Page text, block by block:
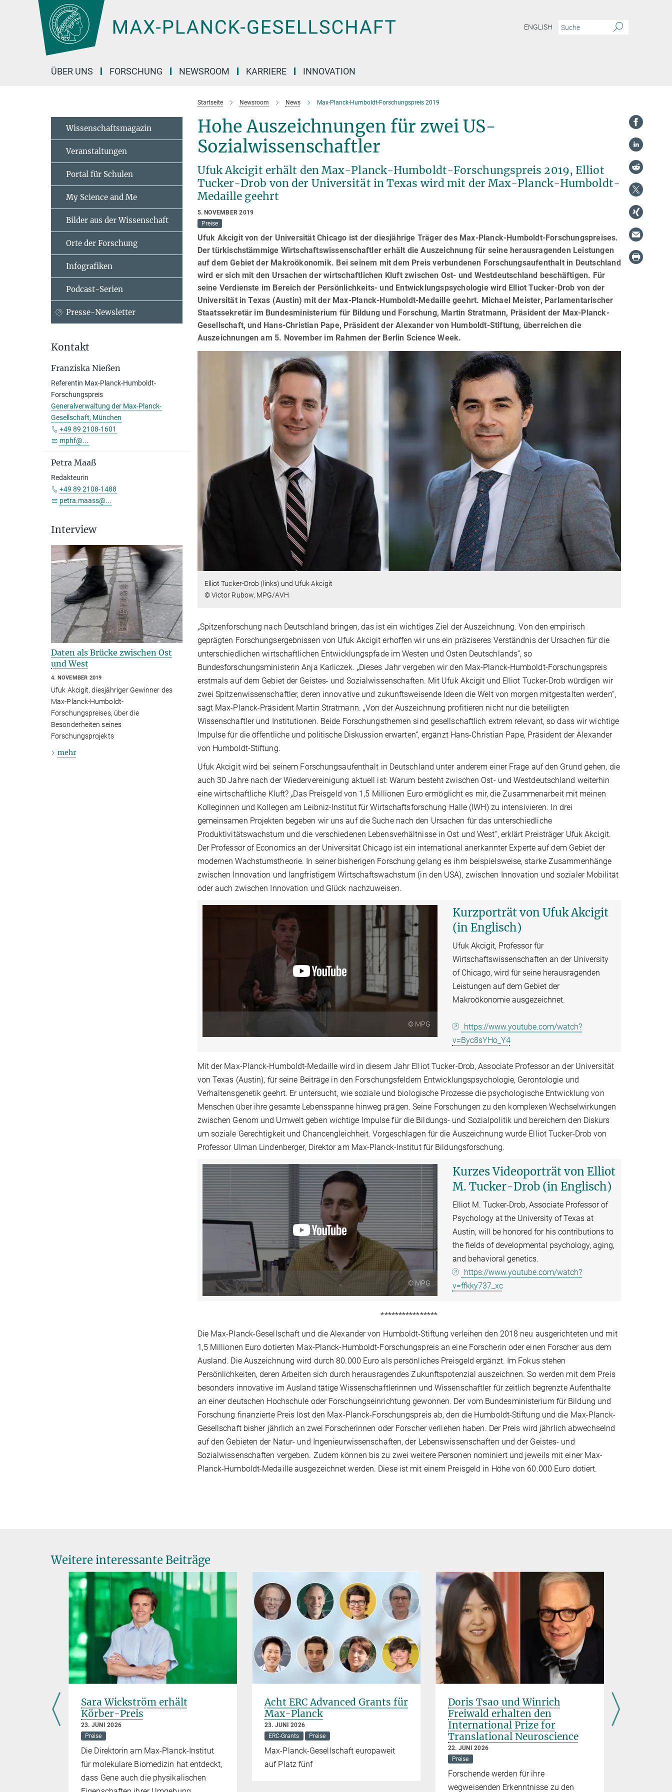
Hauptinhalt
ENGLISH
ÜBER UNS FORSCHUNG NEWSROOM KARRIERE INNOVATION
Startseite Newsroom News Max-Planck-Humboldt-Forschungspreis 2019
Hohe Auszeichnungen für zwei US-
Sozialwissenschaftler
Ufuk Akcigit erhält den Max-Planck-Humboldt-Forschungspreis 2019, Elliot
Tucker-Drob von der Universität in Texas wird mit der Max-Planck-Humboldt-
Medaille geehrt
5. NOVEMBER 2019
Preise
Ufuk Akcigit von der Universität Chicago ist der diesjährige Träger des Max-Planck-Humboldt-Forschungspreises.
Der türkischstämmige Wirtschaftswissenschaftler erhält die Auszeichnung für seine herausragenden Leistungen
auf dem Gebiet der Makroökonomik. Bei seinem mit dem Preis verbundenen Forschungsaufenthalt in Deutschland
wird er sich mit den Ursachen der wirtschaftlichen Kluft zwischen Ost- und Westdeutschland beschäftigen. Für
seine Verdienste im Bereich der Persönlichkeits- und Entwicklungspsychologie wird Elliot Tucker-Drob von der
Universität in Texas (Austin) mit der Max-Planck-Humboldt-Medaille geehrt. Michael Meister, Parlamentarischer
Staatssekretär im Bundesministerium für Bildung und Forschung, Martin Stratmann, Präsident der Max-Planck-
Gesellschaft, und Hans-Christian Pape, Präsident der Alexander von Humboldt-Stiftung, überreichen die
Auszeichnungen am 5. November im Rahmen der Berlin Science Week.
Elliot Tucker-Drob (links) und Ufuk Akcigit
© Victor Rubow, MPG/AVH
„Spitzenforschung nach Deutschland bringen, das ist ein wichtiges Ziel der Auszeichnung. Von den empirisch
geprägten Forschungsergebnissen von Ufuk Akcigit erhoffen wir uns ein präziseres Verständnis der Ursachen für die
unterschiedlichen wirtschaftlichen Entwicklungspfade im Westen und Osten Deutschlands“, so
Bundesforschungsministerin Anja Karliczek. „Dieses Jahr vergeben wir den Max-Planck-Humboldt-Forschungspreis
erstmals auf dem Gebiet der Geistes- und Sozialwissenschaften. Mit Ufuk Akcigit und Elliot Tucker-Drob würdigen wir
zwei Spitzenwissenschaftler, deren innovative und zukunftsweisende Ideen die Welt von morgen mitgestalten werden“,
sagt Max-Planck-Präsident Martin Stratmann. „Von der Auszeichnung profitieren nicht nur die beteiligten
Wissenschaftler und Institutionen. Beide Forschungsthemen sind gesellschaftlich extrem relevant, so dass wir wichtige
Impulse für die öffentliche und politische Diskussion erwarten“, ergänzt Hans-Christian Pape, Präsident der Alexander
von Humboldt-Stiftung.
Ufuk Akcigit wird bei seinem Forschungsaufenthalt in Deutschland unter anderem einer Frage auf den Grund gehen, die
auch 30 Jahre nach der Wiedervereinigung aktuell ist: Warum besteht zwischen Ost- und Westdeutschland weiterhin
eine wirtschaftliche Kluft? „Das Preisgeld von 1,5 Millionen Euro ermöglicht es mir, die Zusammenarbeit mit meinen
Kolleginnen und Kollegen am Leibniz-Institut für Wirtschaftsforschung Halle (IWH) zu intensivieren. In drei
gemeinsamen Projekten begeben wir uns auf die Suche nach den Ursachen für das unterschiedliche
Produktivitätswachstum und die verschiedenen Lebensverhältnisse in Ost und West“, erklärt Preisträger Ufuk Akcigit.
Der Professor of Economics an der Universität Chicago ist ein international anerkannter Experte auf dem Gebiet der
modernen Wachstumstheorie. In seiner bisherigen Forschung gelang es ihm beispielsweise, starke Zusammenhänge
zwischen Innovation und langfristigem Wirtschaftswachstum (in den USA), zwischen Innovation und sozialer Mobilität
oder auch zwischen Innovation und Glück nachzuweisen.
© MPG
Kurzporträt von Ufuk Akcigit
(in Englisch)
Ufuk Akcigit, Professor für
Wirtschaftswissenschaften an der University
of Chicago, wird für seine herausragenden
Leistungen auf dem Gebiet der
Makroökonomie ausgezeichnet.
https://www.youtube.com/watch?
v=Byc8sYHo_Y4
Mit der Max-Planck-Humboldt-Medaille wird in diesem Jahr Elliot Tucker-Drob, Associate Professor an der Universität
von Texas (Austin), für seine Beiträge in den Forschungsfeldern Entwicklungspsychologie, Gerontologie und
Verhaltensgenetik geehrt. Er untersucht, wie soziale und biologische Prozesse die psychologische Entwicklung von
Menschen über ihre gesamte Lebensspanne hinweg prägen. Seine Forschungen zu den komplexen Wechselwirkungen
zwischen Genom und Umwelt geben wichtige Impulse für die Bildungs- und Sozialpolitik und bereichern den Diskurs
um soziale Gerechtigkeit und Chancengleichheit. Vorgeschlagen für die Auszeichnung wurde Elliot Tucker-Drob von
Professor Ulman Lindenberger, Direktor am Max-Planck-Institut für Bildungsforschung.
© MPG
Kurzes Videoporträt von Elliot
M. Tucker-Drob (in Englisch)
Elliot M. Tucker-Drob, Associate Professor of
Psychology at the University of Texas at
Austin, will be honored for his contributions to
the fields of developmental psychology, aging,
and behavioral genetics.
https://www.youtube.com/watch?
v=ffkky737_xc
****************
Die Max-Planck-Gesellschaft und die Alexander von Humboldt-Stiftung verleihen den 2018 neu ausgerichteten und mit
1,5 Millionen Euro dotierten Max-Planck-Humboldt-Forschungspreis an eine Forscherin oder einen Forscher aus dem
Ausland. Die Auszeichnung wird durch 80.000 Euro als persönliches Preisgeld ergänzt. Im Fokus stehen
Persönlichkeiten, deren Arbeiten sich durch herausragendes Zukunftspotenzial auszeichnen. So werden mit dem Preis
besonders innovative im Ausland tätige Wissenschaftlerinnen und Wissenschaftler für zeitlich begrenzte Aufenthalte
an einer deutschen Hochschule oder Forschungseinrichtung gewonnen. Der vom Bundesministerium für Bildung und
Forschung finanzierte Preis löst den Max-Planck-Forschungspreis ab, den die Humboldt-Stiftung und die Max-Planck-
Gesellschaft bisher jährlich an zwei Forscherinnen oder Forscher verliehen haben. Der Preis wird jährlich abwechselnd
auf den Gebieten der Natur- und Ingenieurwissenschaften, der Lebenswissenschaften und der Geistes- und
Sozialwissenschaften vergeben. Zudem können bis zu zwei weitere Personen nominiert und jeweils mit einer Max-
Planck-Humboldt-Medaille ausgezeichnet werden. Diese ist mit einem Preisgeld in Höhe von 60.000 Euro dotiert.
Wissenschaftsmagazin
Veranstaltungen
Portal für Schulen
My Science and Me
Bilder aus der Wissenschaft
Orte der Forschung
Infografiken
Podcast-Serien
Presse-Newsletter
Kontakt
Franziska Nießen
Referentin Max-Planck-Humboldt-
Forschungspreis
Generalverwaltung der Max-Planck-
Gesellschaft, München
+49 89 2108-1601
mphf@...
Petra Maaß
Redakteurin
+49 89 2108-1488
petra.maass@...
Interview
Daten als Brücke zwischen Ost
und West
4. NOVEMBER 2019
Ufuk Akcigit, diesjähriger Gewinner des
Max-Planck-Humboldt-
Forschungspreises, über die
Besonderheiten seines
Forschungsprojekts
mehr
Weitere interessante Beiträge
Sara Wickström erhält
Körber-Preis
23. JUNI 2026
Preise
Die Direktorin am Max-Planck-Institut
für molekulare Biomedizin hat entdeckt,
dass Gene auch die physikalischen
Acht ERC Advanced Grants für
Max-Planck
23. JUNI 2026
ERC-Grants
Preise
Max-Planck-Gesellschaft europaweit
auf Platz fünf
Doris Tsao und Winrich
Freiwald erhalten den
International Prize for
Translational Neuroscience
22. JUNI 2026
Preise
Forschende werden für ihre
wegweisenden Erkenntnisse zu den